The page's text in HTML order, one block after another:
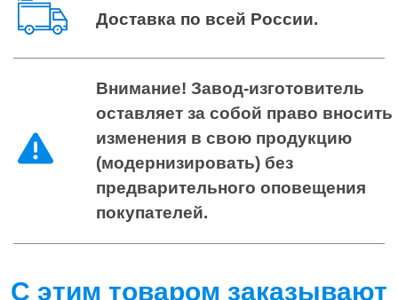
Доставка по всей России.
Внимание! Завод-изготовитель
оставляет за собой право вносить
изменения в свою продукцию
(модернизировать) без
предварительного оповещения
покупателей.
С этим товаром заказывают